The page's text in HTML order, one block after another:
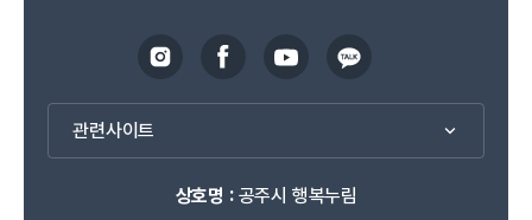
관련사이트
상호명 :공주시 행복누림